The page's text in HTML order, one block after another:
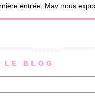
entrée, Mav nous
LE BLOG